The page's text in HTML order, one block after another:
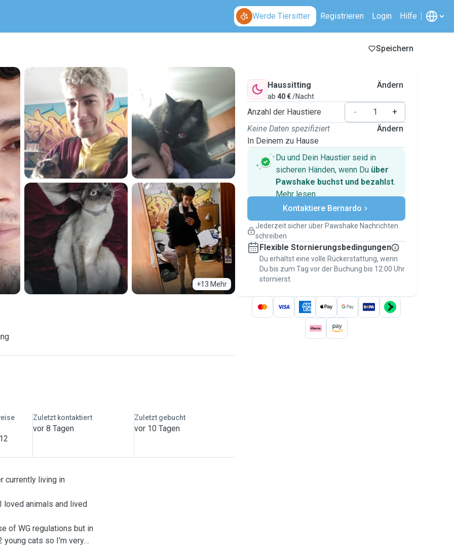
Werde Tiersitter Registrieren Login Hilfe
Speichern
+13 Mehr
Zuletzt kontaktiert
vor 8 Tagen
Zuletzt gebucht
vor 10 Tagen
currently living in
loved animals and lived
of WG regulations but in
young cats so I'm very
Haussitting
ab 40 €/Nacht
Ändern
Anzahl der Haustiere -
+
Keine Daten spezifiziert
In Deinem zu Hause
Ändern
Du und Dein Haustier seid in
sicheren Händen, wenn Du über
Pawshake buchst und bezahlst.
Mehr lesenSichere Zahlungen
Unterstützung, falls sich Deine
Versicherte Buchungen
Erledige alles über Pawshake – von der
ersten Nachricht bis zur Bezahlung –, um
über die Pawshake-Garantieabgesichert zu
sein
Kontaktiere Bernardo
Jederzeit sicher über Pawshake Nachrichten
schreiben
Flexible Stornierungsbedingungen
Du erhältst eine volle Rückerstattung, wenn
Du bis zum Tag vor der Buchung bis 12:00 Uhr
stornierst.